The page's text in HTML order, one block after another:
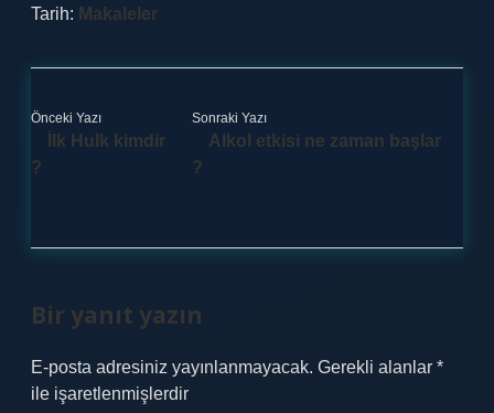
Tarih: Makaleler
Önceki Yazı
İlk Hulk kimdir
?
Sonraki Yazı
Alkol etkisi ne zaman başlar
?
Bir yanıt yazın
E-posta adresiniz yayınlanmayacak. Gerekli alanlar *
ile işaretlenmişlerdir